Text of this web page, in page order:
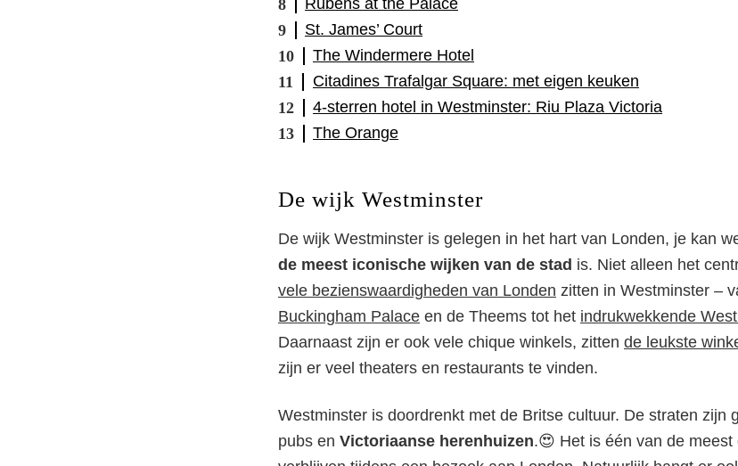
Rubens at the Palace
St. James’ Court
The Windermere Hotel
Citadines Trafalgar Square: met eigen keuken
4-sterren hotel in Westminster: Riu Plaza Victoria
The Orange
De wijk Westminster
De wijk Westminster is gelegen in het hart van Londen, je kan
de meest iconische wijken van de stad is. Niet alleen het
vele bezienswaardigheden van Londen zitten in Westminster –
Buckingham Palace en de Theems tot het indrukwekkende
Daarnaast zijn er ook vele chique winkels, zitten de leukste
zijn er veel theaters en restaurants te vinden.
Westminster is doordrenkt met de Britse cultuur. De straten zijn
pubs en Victoriaanse herenhuizen.😍 Het is één van de